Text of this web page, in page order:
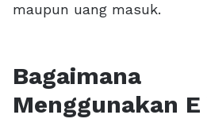
maupun uang masuk.
Menggunakan